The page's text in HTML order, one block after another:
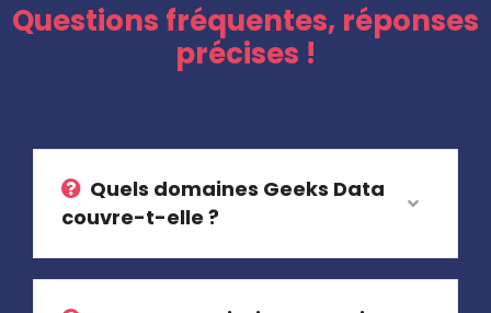
Questions fréquentes, réponses
précises !
Quels domaines Geeks Data
couvre-t-elle ?